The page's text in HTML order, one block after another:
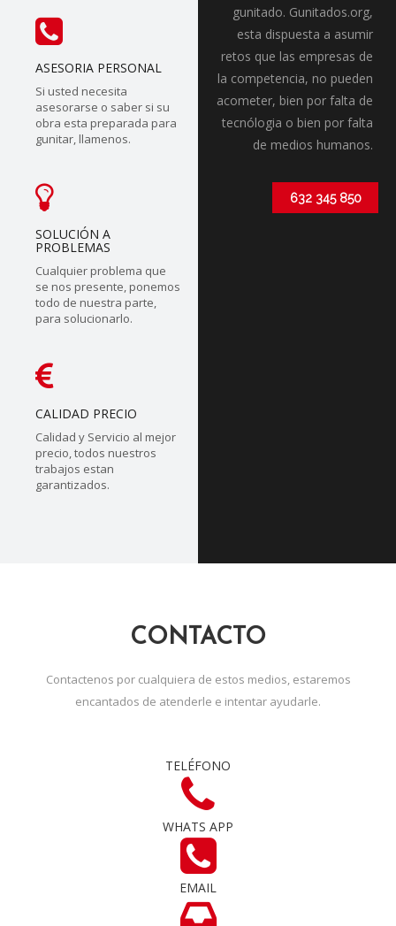
ASESORIA PERSONAL
Si usted necesita
asesorarse o saber si su
obra esta preparada para
gunitar, llamenos.
SOLUCIÓN A
PROBLEMAS
Cualquier problema que
se nos presente, ponemos
todo de nuestra parte,
para solucionarlo.
CALIDAD PRECIO
Calidad y Servicio al mejor
precio, todos nuestros
trabajos estan
garantizados.
gunitado. Gunitados.org,
esta dispuesta a asumir
retos que las empresas de
la competencia, no pueden
acometer, bien por falta de
tecnólogia o bien por falta
de medios humanos.
632 345 850
CONTACTO
Contactenos por cualquiera de estos medios, estaremos
encantados de atenderle e intentar ayudarle.
TELÉFONO
WHATS APP
EMAIL